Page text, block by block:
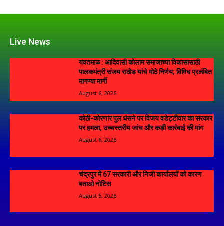
Live News
यवतमाळ : आदिवासी कोलाम समाजाच्या विकासासाठी
पालकमंत्री संजय राठोड यांचे मोठे निर्णय; विविध प्रलंबित
मागण्या मार्गी
August 6, 2026
कोठी-कोरणार पुल धंसने पर विजय वडेट्टीवार का सरकार
पर हमला, उच्चस्तरीय जांच और कड़ी कार्रवाई की मांग
August 6, 2026
चंद्रपुर में 67 सरकारी और निजी कार्यालयों को कारण
बताओ नोटिस
August 5, 2026